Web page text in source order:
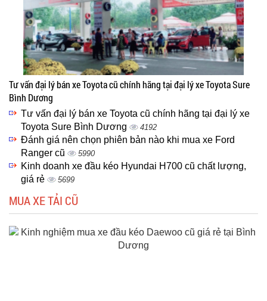
Tư vấn đại lý bán xe Toyota cũ chính hãng tại đại lý xe Toyota Sure
Bình Dương
Tư vấn đại lý bán xe Toyota cũ chính hãng tại đại lý xe
Toyota Sure Bình Dương
4192
Đánh giá nên chọn phiên bản nào khi mua xe Ford
Ranger cũ
5990
Kinh doanh xe đầu kéo Hyundai H700 cũ chất lượng,
giá rẻ
5699
MUA XE TẢI CŨ